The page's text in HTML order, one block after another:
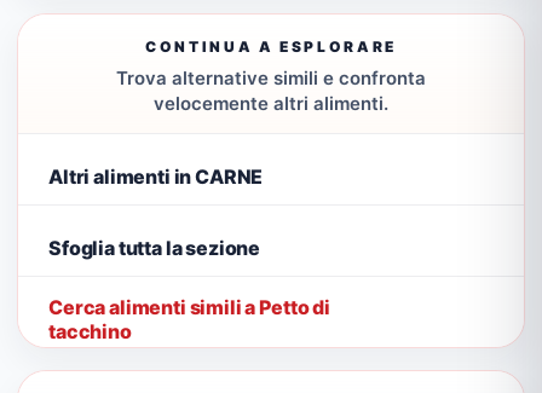
CONTINUA A ESPLORARE
Trova alternative simili e confronta
velocemente altri alimenti.
Altri alimenti in CARNE
Sfoglia tutta la sezione
Cerca alimenti simili a Petto di
tacchino